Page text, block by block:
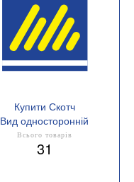
Купити Скотч
Вид односторонній
Всього товарів
31